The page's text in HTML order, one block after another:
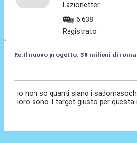
Lazionetter
6.638
Registrato
Re:Il nuovo progetto: 30 milioni di
io non so quanti siano i
loro sono il target giusto per questa